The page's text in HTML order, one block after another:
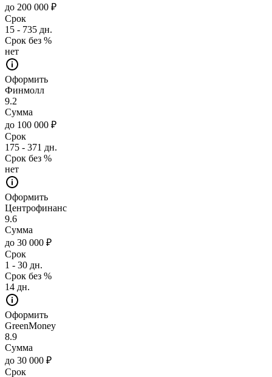
до 200 000 ₽
Срок
15 - 735 дн.
Срок без %
нет
Оформить
Финмолл
9.2
Сумма
до 100 000 ₽
Срок
175 - 371 дн.
Срок без %
нет
Оформить
Центрофинанс
9.6
Сумма
до 30 000 ₽
Срок
1 - 30 дн.
Срок без %
14 дн.
Оформить
GreenMoney
8.9
Сумма
до 30 000 ₽
Срок